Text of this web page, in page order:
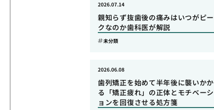
親知らず抜歯後の痛みはいつがピー
クなのか歯科医が解説
2026.07.14
未分類
歯列矯正を始めて半年後に襲いかか
る「矯正疲れ」の正体とモチベーシ
ョンを回復させる処方箋
2026.06.08